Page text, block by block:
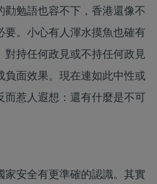
勸勉語也容不下，香港還像不
要。小心有人渾水摸魚也確有
對持任何政見或不持任何政見
負面效果。現在連如此中性或
而惹人遐想：還有什麼是不可
家安全有更準確的認識。其實